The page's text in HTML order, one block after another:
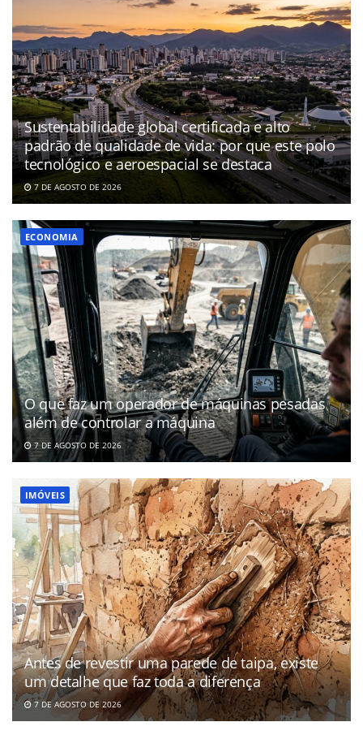
Sustentabilidade global certificada e alto
padrão de qualidade de vida: por que este polo
tecnológico e aeroespacial se destaca
7 DE AGOSTO DE 2026
ECONOMIA
O que faz um operador de máquinas pesadas
além de controlar a máquina
7 DE AGOSTO DE 2026
IMÓVEIS
Antes de revestir uma parede de taipa, existe
um detalhe que faz toda a diferença
7 DE AGOSTO DE 2026